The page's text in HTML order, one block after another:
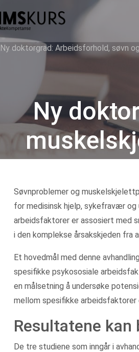
HMS
på
for
verneombud
Ny doktorgrad: Arbeidsforhold, søvn
Ny
Søvnproblemer og
for medisinsk hjelp, sykefravær
arbeidsfaktorer er assosiert med
i den komplekse årsakskjeden fra
Et hovedmål med denne
spesifikke psykososiale
en målsetning å undersøke
mellom spesifikke arbeidsfaktorer
Resultatene
De tre studiene som inngår i